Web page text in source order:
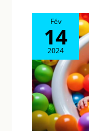
Fév
14
2024